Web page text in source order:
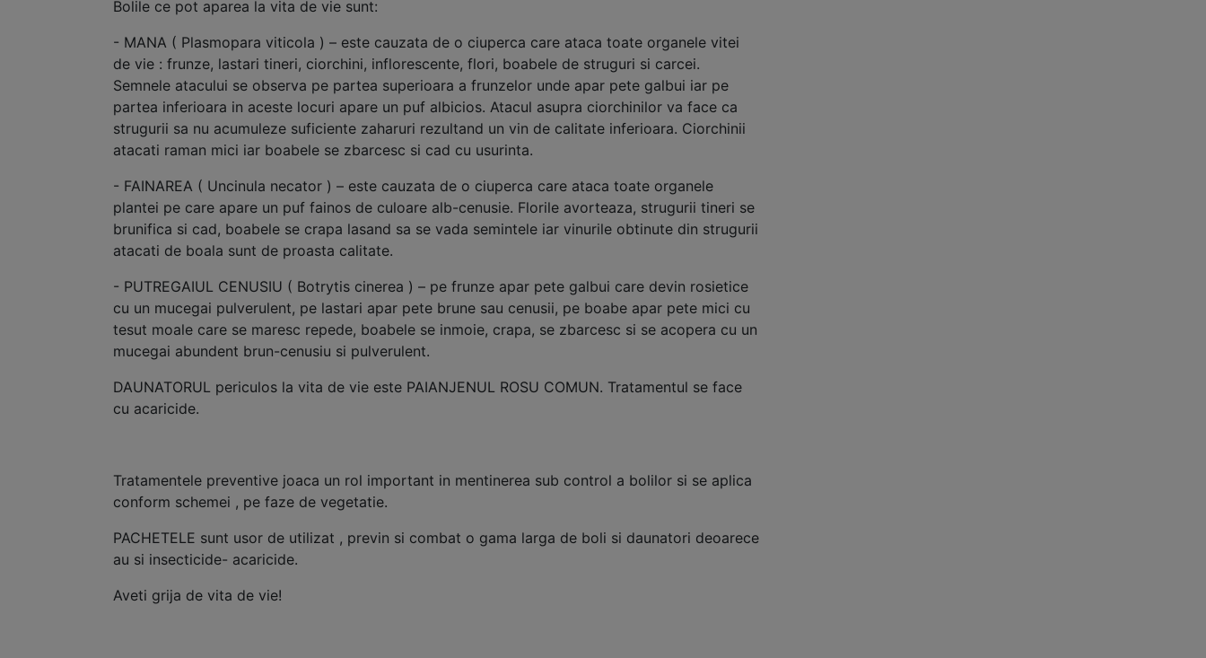
Bolile ce pot aparea la vita de vie sunt:
- MANA ( Plasmopara viticola ) – este cauzata de o ciuperca care ataca toate organele vitei
de vie : frunze, lastari tineri, ciorchini, inflorescente, flori, boabele de struguri si carcei.
Semnele atacului se observa pe partea superioara a frunzelor unde apar pete galbui iar pe
partea inferioara in aceste locuri apare un puf albicios. Atacul asupra ciorchinilor va face ca
strugurii sa nu acumuleze suficiente zaharuri rezultand un vin de calitate inferioara. Ciorchinii
atacati raman mici iar boabele se zbarcesc si cad cu usurinta.
- FAINAREA ( Uncinula necator ) – este cauzata de o ciuperca care ataca toate organele
plantei pe care apare un puf fainos de culoare alb-cenusie. Florile avorteaza, strugurii tineri se
brunifica si cad, boabele se crapa lasand sa se vada semintele iar vinurile obtinute din strugurii
atacati de boala sunt de proasta calitate.
- PUTREGAIUL CENUSIU ( Botrytis cinerea ) – pe frunze apar pete galbui care devin rosietice
cu un mucegai pulverulent, pe lastari apar pete brune sau cenusii, pe boabe apar pete mici cu
tesut moale care se maresc repede, boabele se inmoie, crapa, se zbarcesc si se acopera cu un
mucegai abundent brun-cenusiu si pulverulent.
DAUNATORUL periculos la vita de vie este PAIANJENUL ROSU COMUN. Tratamentul se face
cu acaricide.
Tratamentele preventive joaca un rol important in mentinerea sub control a bolilor si se aplica
conform schemei , pe faze de vegetatie.
PACHETELE sunt usor de utilizat , previn si combat o gama larga de boli si daunatori deoarece
au si insecticide- acaricide.
Aveti grija de vita de vie!